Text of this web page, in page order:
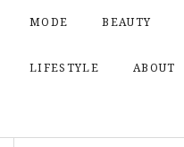
MODE BEAUTY
LIFESTYLE ABOUT